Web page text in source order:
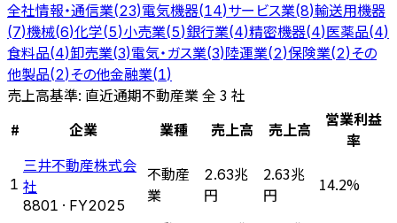
全社情報・通信業(23)電気機器(14)サービス業(8)輸送用機器
(7)機械(6)化学(5)小売業(5)銀行業(4)精密機器(4)医薬品(4)
食料品(4)卸売業(3)電気・ガス業(3)陸運業(2)保険業(2)その
他製品(2)その他金融業(1)
売上高基準: 直近通期不動産業 全 3 社
#
企業 業種 売上高 売上高
営業利益
率
1
三井不動産株式会
社
8801 · FY2025
不動産
業
2.63兆
円
2.63兆
円
14.2%